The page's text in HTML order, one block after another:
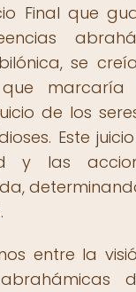
Final que
se
que
de los
Este
y las
entre la